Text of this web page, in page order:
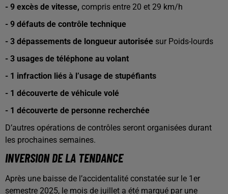
- 9 excès de vitesse, compris entre 20 et 29 km/h
- 9 défauts de contrôle technique
- 3 dépassements de longueur autorisée sur Poids-lourds
- 3 usages de téléphone au volant
- 1 infraction liés à l’usage de stupéfiants
- 1 découverte de véhicule volé
- 1 découverte de personne recherchée
D’autres opérations de contrôles seront organisées durant
les prochaines semaines.
INVERSION DE LA TENDANCE
Après une baisse de l’accidentalité constatée sur le 1er
semestre 2025, le mois de juillet a été marqué par une